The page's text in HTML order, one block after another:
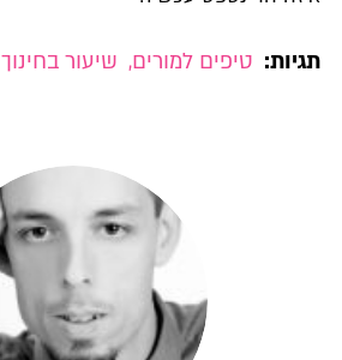
תגיות: טיפים למורים, שיעור בחינוך